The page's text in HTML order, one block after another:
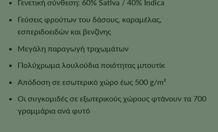
Γενετική σύνθεση: 60% Sativa / 40% Indica
Γεύσεις φρούτων του δάσους, καραμέλας,
εσπεριδοειδών και βενζίνης
Μεγάλη παραγωγή τριχωμάτων
Πολύχρωμα λουλούδια ποιότητας μπουτίκ
Απόδοση σε εσωτερικό χώρο έως 500 g/m²
Οι συγκομιδές σε εξωτερικούς χώρους φτάνουν τα 700
γραμμάρια ανά φυτό